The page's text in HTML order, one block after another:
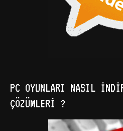
PC OYUNLARI NASIL
ÇÖZÜMLERI ?